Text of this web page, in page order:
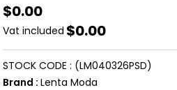
$0.00
Vat included $0.00
(LM040326PSD)
STOCK CODE
Brand : Lenta Moda